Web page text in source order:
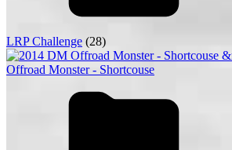
LRP Challenge (28)